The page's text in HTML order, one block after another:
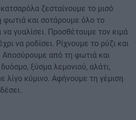
ζεσταίνουμε το μισό
φωτιά και σοτάρουμε όλο το
να γυαλίσει. Προσθέτουμε τον κιμά
να ροδίσει. Ρίχνουμε το ρύζι και
Αποσύρουμε από τη φωτιά και
ξύσμα λεμονιού, αλάτι,
λίγο κύμινο. Αφήνουμε τη γέμιση